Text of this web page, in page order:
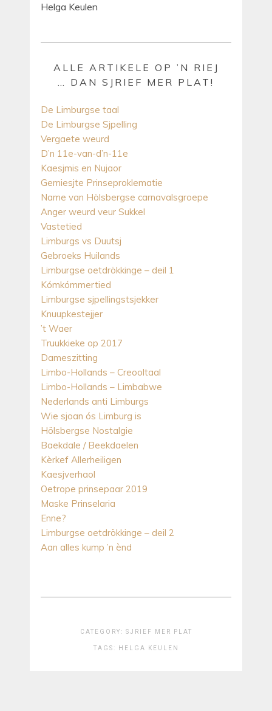
Helga Keulen
ALLE ARTIKELE OP ’N RIEJ
… DAN SJRIEF MER PLAT!
De Limburgse taal
De Limburgse Sjpelling
Vergaete weurd
D’n 11e-van-d’n-11e
Kaesjmis en Nujaor
Gemiesjte Prinseproklematie
Name van Hölsbergse carnavalsgroepe
Anger weurd veur Sukkel
Vastetied
Limburgs vs Duutsj
Gebroeks Huilands
Limburgse oetdrökkinge – deil 1
Kómkómmertied
Limburgse sjpellingstsjekker
Knuupkestejjer
’t Waer
Truukkieke op 2017
Dameszitting
Limbo-Hollands – Creooltaal
Limbo-Hollands – Limbabwe
Nederlands anti Limburgs
Wie sjoan ós Limburg is
Hölsbergse Nostalgie
Baekdale / Beekdaelen
Kèrkef Allerheiligen
Kaesjverhaol
Oetrope prinsepaar 2019
Maske Prinselaria
Enne?
Limburgse oetdrökkinge – deil 2
Aan alles kump ’n ènd
CATEGORY: SJRIEF MER PLAT
TAGS: HELGA KEULEN